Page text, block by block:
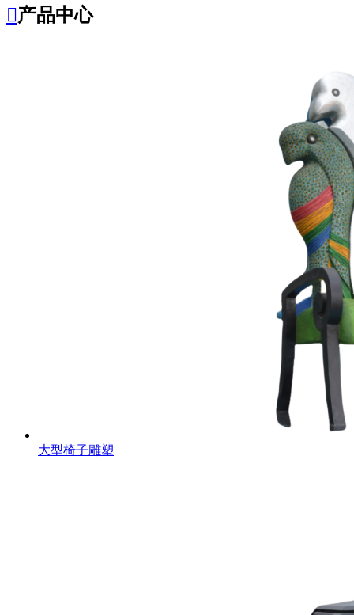
产品中心
大型椅子雕塑